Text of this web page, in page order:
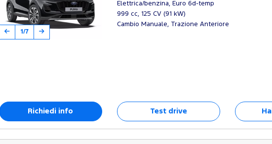
1/7
Elettrica/benzina, Euro 6d-temp
999 cc, 125 CV (91 kW)
Cambio Manuale, Trazione Anteriore
Richiedi info Test drive